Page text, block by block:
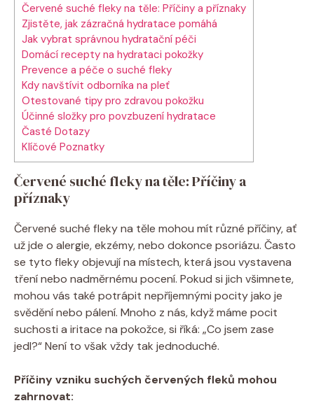
Červené suché fleky na těle: Příčiny a příznaky
Zjistěte, jak zázračná hydratace pomáhá
Jak vybrat správnou hydratační péči
Domácí recepty na hydrataci pokožky
Prevence a péče o suché fleky
Kdy navštívit odborníka na pleť
Otestované tipy pro zdravou pokožku
Účinné složky pro povzbuzení hydratace
Časté Dotazy
Klíčové Poznatky
Červené suché fleky na těle: Příčiny a
příznaky
Červené suché fleky na těle mohou mít různé příčiny, ať
už jde o alergie, ekzémy, nebo dokonce psoriázu. Často
se tyto fleky objevují na místech, která jsou vystavena
tření nebo nadměrnému pocení. Pokud si jich všimnete,
mohou vás také potrápit nepříjemnými pocity jako je
svědění nebo pálení. Mnoho z nás, když máme pocit
suchosti a iritace na pokožce, si říká: „Co jsem zase
jedl?“ Není to však vždy tak jednoduché.
Příčiny vzniku suchých červených fleků mohou
zahrnovat: